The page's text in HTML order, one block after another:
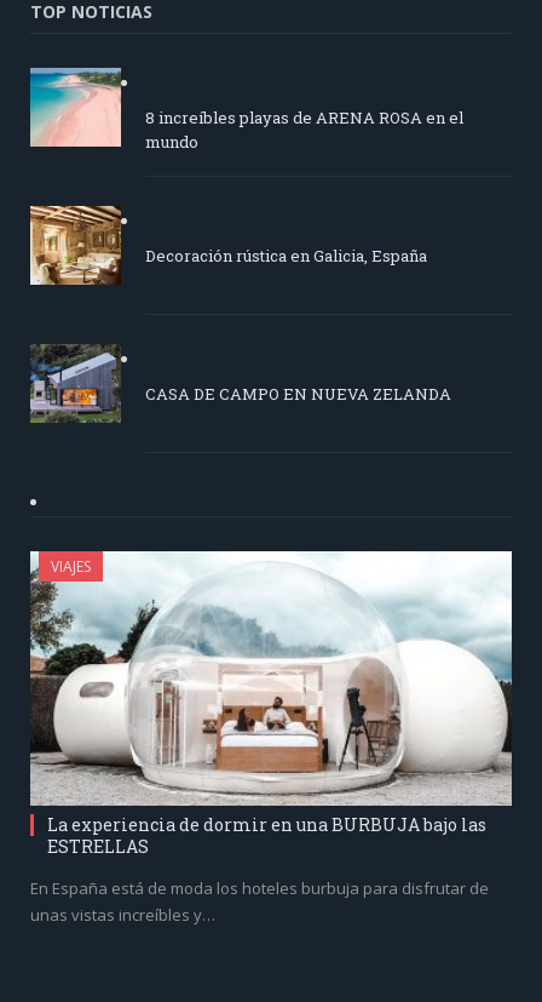
TOP NOTICIAS
8 increíbles playas de ARENA ROSA en el
mundo
Decoración rústica en Galicia, España
CASA DE CAMPO EN NUEVA ZELANDA
VIAJES
La experiencia de dormir en una BURBUJA bajo las
ESTRELLAS
En España está de moda los hoteles burbuja para disfrutar de
unas vistas increíbles y…